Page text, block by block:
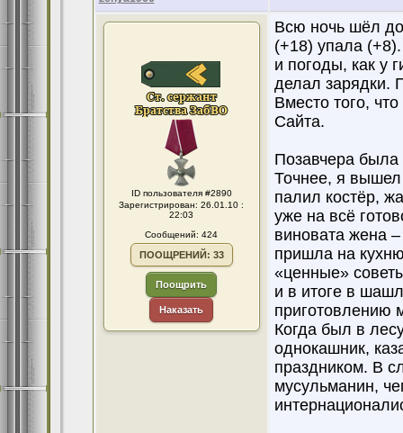
ID пользователя #2890
Зарегистрирован: 26.01.10 :
22:03
Сообщений: 424
ПООЩРЕНИЙ: 33
Поощрить
Наказать
Всю ночь шёл
(+18) упала
и погоды, как у
делал зарядки.
Вместо того,
Сайта.
Позавчера
Точнее, я
палил костёр,
уже на всё
виновата жена
пришла на
«ценные»
и в итоге в
приготовлению
Когда был в
однокашник,
праздником. В
мусульманин,